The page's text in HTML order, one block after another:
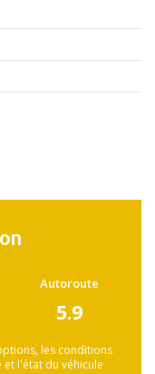
Autoroute
5.9
les conditions
l'état du véhicule